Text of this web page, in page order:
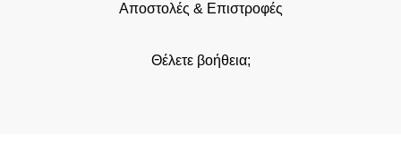
Αποστολές & Επιστροφές
Θέλετε βοήθεια;